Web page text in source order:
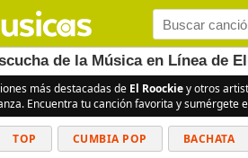
de la Música en Línea de
más destacadas de El Roockiey otros
Encuentra tu canción favorita y sumérgete
TOP CUMBIA POP BACHATA